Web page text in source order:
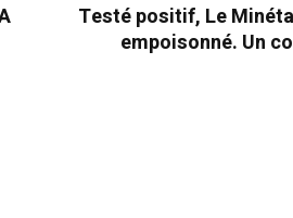
Testé positif, Le
empoisonné. Un